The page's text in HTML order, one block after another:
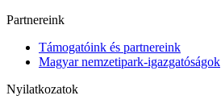
Partnereink
Támogatóink és partnereink
Magyar nemzetipark-igazgatóságok
Nyilatkozatok